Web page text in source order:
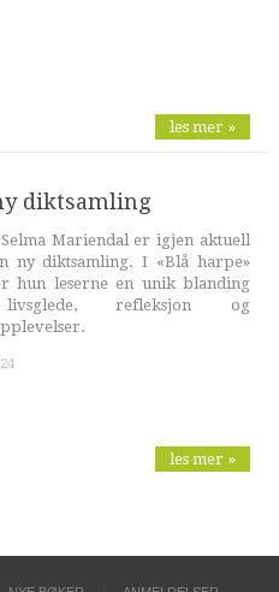
les mer »
diktsamling
Mariendal er igjen aktuell
ny diktsamling. I «Blå harpe»
hun leserne en unik blanding
refleksjon og
les mer »